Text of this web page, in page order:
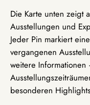
Die Karte unten zeigt
Ausstellungen und
Jeder Pin markiert
vergangenen
weitere Informationen
besonderen